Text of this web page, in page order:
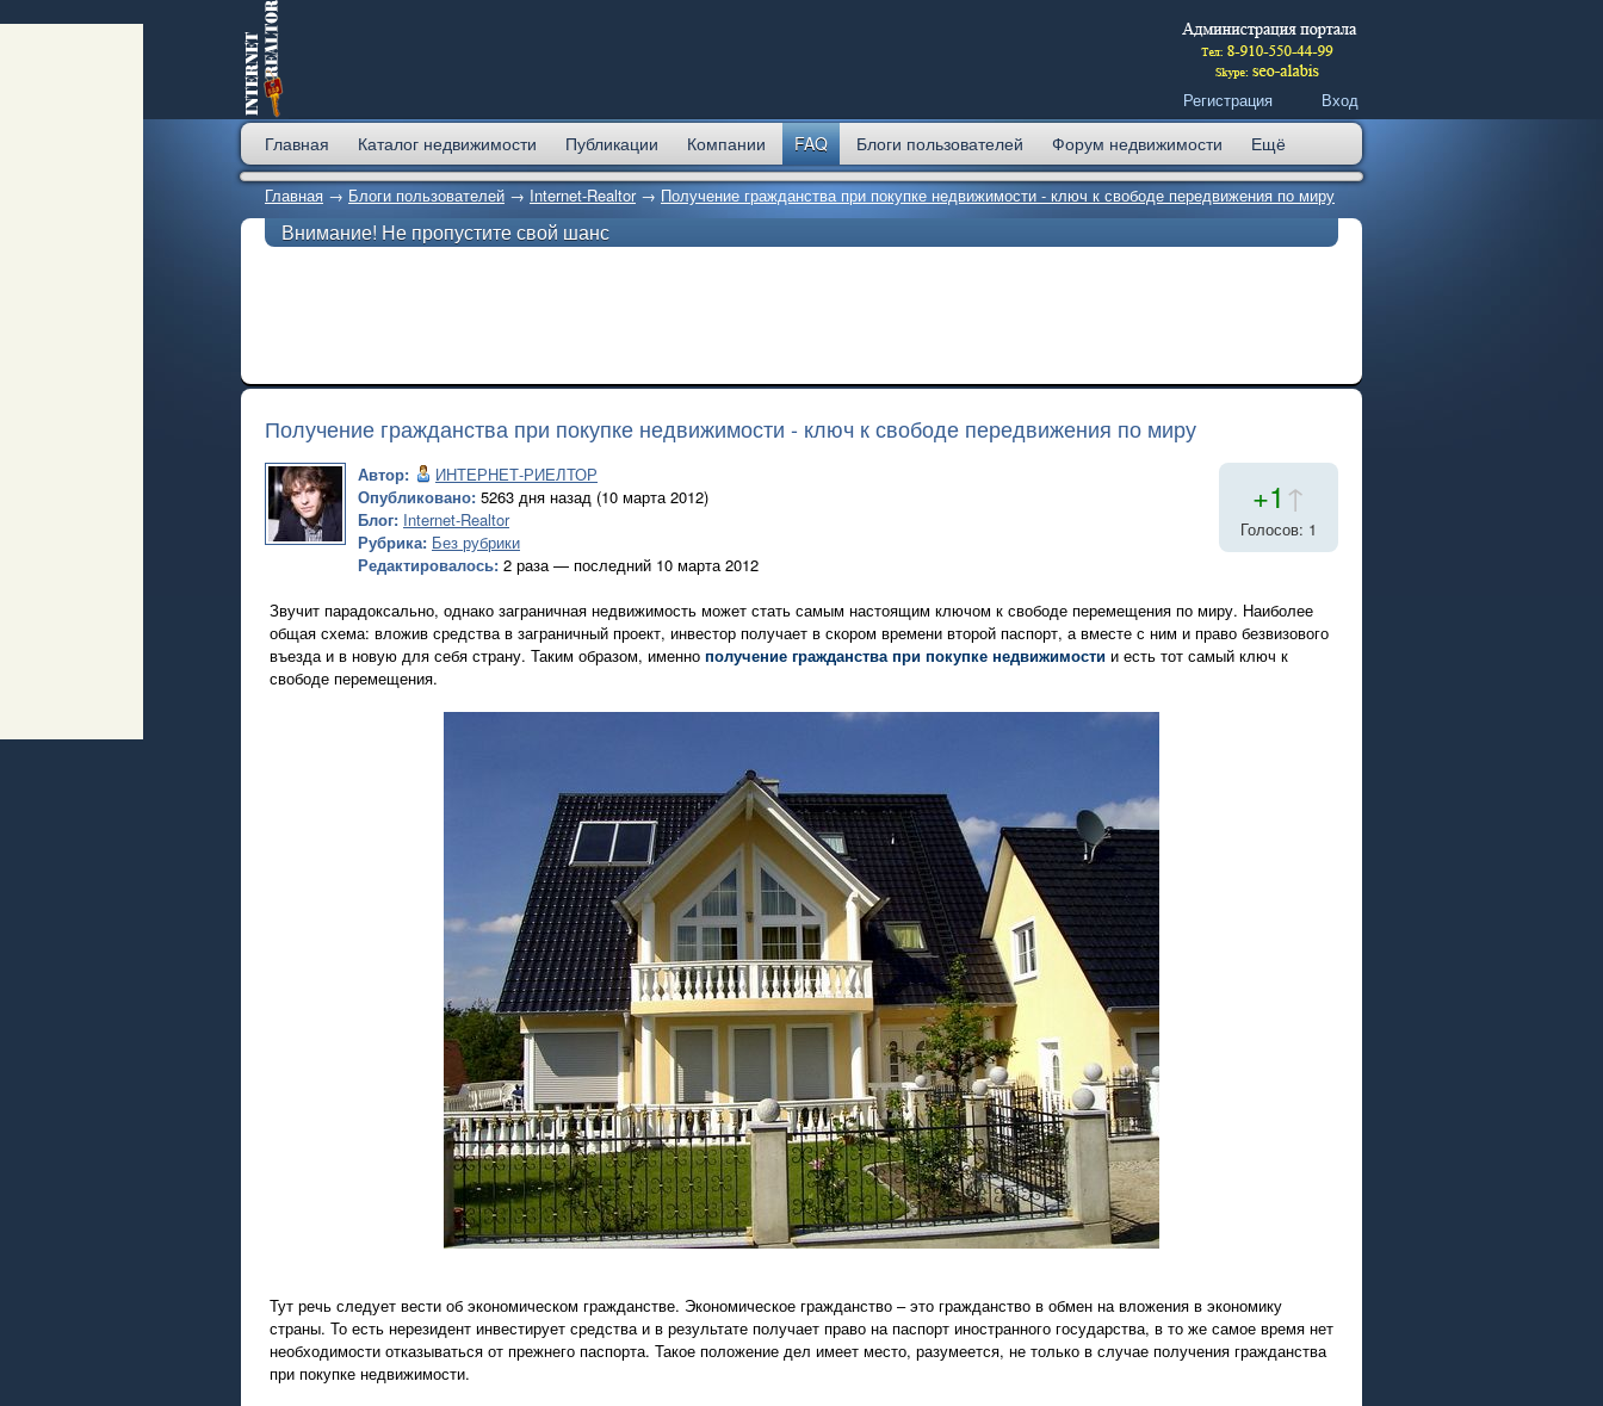
Регистрация Вход
Главная Каталог недвижимости Публикации Компании FAQ Блоги пользователей Форум недвижимости Ещё
Главная → Блоги пользователей → Internet-Realtor→ Получение гражданства при покупке недвижимости - ключ к свободе передвижения по миру
Внимание! Не пропустите свой шанс
Получение гражданства при покупке недвижимости - ключ к свободе передвижения по миру
Автор:
ИНТЕРНЕТ-РИЕЛТОР
Опубликовано: 5263 дня назад (10 марта 2012)
Блог: Internet-Realtor
Рубрика: Без рубрики
Редактировалось: 2 раза — последний 10 марта 2012
+1 ↑
Голосов: 1
Звучит парадоксально, однако заграничная недвижимость может стать самым настоящим ключом к свободе перемещения по миру. Наиболее
общая схема: вложив средства в заграничный проект, инвестор получает в скором времени второй паспорт, а вместе с ним и право безвизового
въезда и в новую для себя страну. Таким образом, именно получение гражданства при покупке недвижимости и есть тот самый ключ к
свободе перемещения.
Тут речь следует вести об экономическом гражданстве. Экономическое гражданство – это гражданство в обмен на вложения в экономику
страны. То есть нерезидент инвестирует средства и в результате получает право на паспорт иностранного государства, в то же самое время нет
необходимости отказываться от прежнего паспорта. Такое положение дел имеет место, разумеется, не только в случае получения гражданства
при покупке недвижимости.